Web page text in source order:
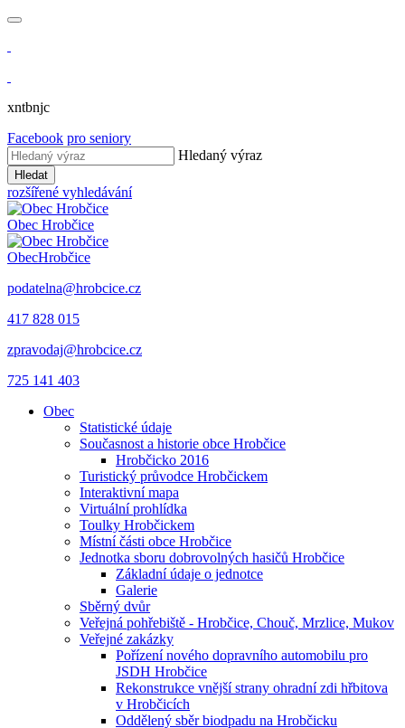
xntbnjc
Facebook pro seniory
Hledaný výraz
Hledat
rozšířené vyhledávání
Obec Hrobčice
ObecHrobčice
podatelna@hrobcice.cz
417 828 015
zpravodaj@hrobcice.cz
725 141 403
Obec
Statistické údaje
Současnost a historie obce Hrobčice
Hrobčicko 2016
Turistický průvodce Hrobčickem
Interaktivní mapa
Virtuální prohlídka
Toulky Hrobčickem
Místní části obce Hrobčice
Jednotka sboru dobrovolných hasičů Hrobčice
Základní údaje o jednotce
Galerie
Sběrný dvůr
Veřejná pohřebiště - Hrobčice, Chouč, Mrzlice, Mukov
Veřejné zakázky
Pořízení nového dopravního automobilu pro
JSDH Hrobčice
Rekonstrukce vnější strany ohradní zdi hřbitova
v Hrobčicích
Oddělený sběr biodpadu na Hrobčicku